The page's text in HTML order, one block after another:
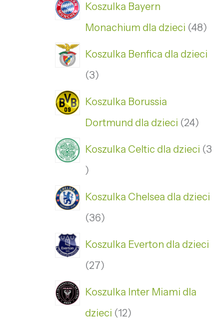
Koszulka Bayern
Monachium dla dzieci 48
Koszulka Benfica dla dzieci
3
Koszulka Borussia
Dortmund dla dzieci 24
Koszulka Celtic dla dzieci 3
Koszulka Chelsea dla dzieci
36
Koszulka Everton dla dzieci
27
Koszulka Inter Miami dla
dzieci 12